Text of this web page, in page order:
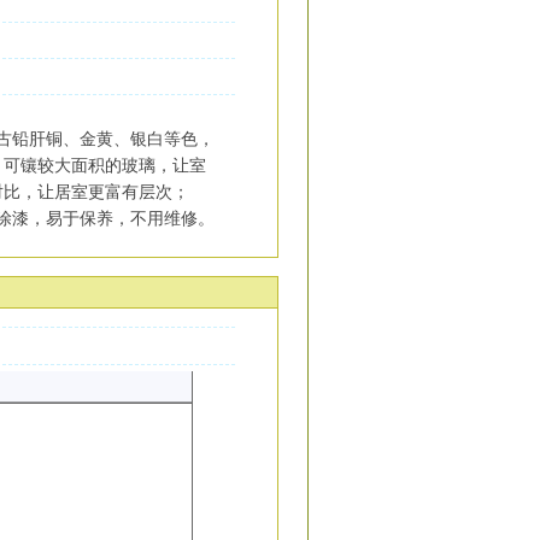
肝铜、金黄、银白等色，
镶较大面积的玻璃，让室
，让居室更富有层次；
，易于保养，不用维修。